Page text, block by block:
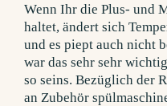
Wenn Ihr die Plus- und
haltet, ändert sich
und es piept auch nicht
war das sehr sehr
so seins. Bezüglich der
an Zubehör